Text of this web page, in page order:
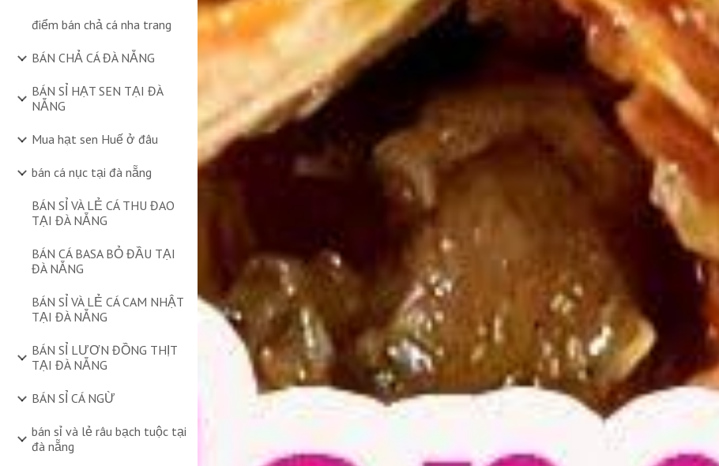
điểm bán chả cá nha trang
BÁN CHẢ CÁ ĐÀ NẴNG
BÁN SỈ HẠT SEN TẠI ĐÀ
NẴNG
Mua hạt sen Huế ở đâu
bán cá nục tại đà nẵng
BÁN SỈ VÀ LẺ CÁ THU ĐAO
TẠI ĐÀ NẴNG
BÁN CÁ BASA BỎ ĐẦU TẠI
ĐÀ NẴNG
BÁN SỈ VÀ LẺ CÁ CAM NHẬT
TẠI ĐÀ NẴNG
BÁN SỈ LƯƠN ĐỒNG THỊT
TẠI ĐÀ NẴNG
BÁN SỈ CÁ NGỪ
bán sỉ và lẻ râu bạch tuộc tại
đà nẵng